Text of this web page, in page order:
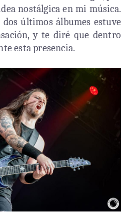
nostálgica en mi música.
dos últimos álbumes estuve
y te diré que dentro
esta presencia.